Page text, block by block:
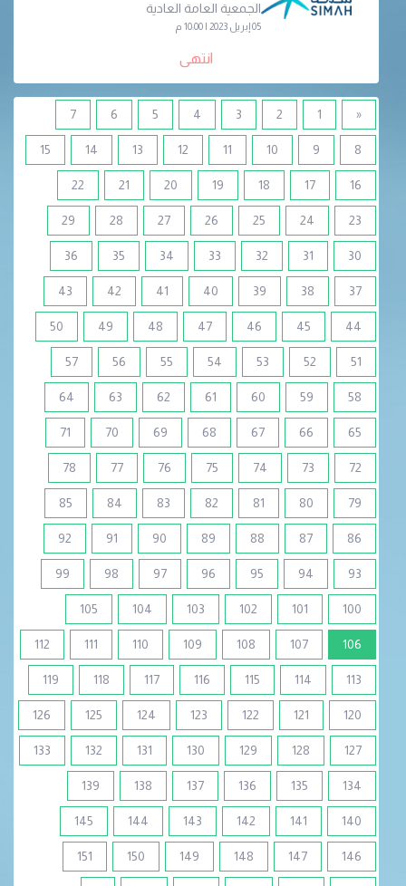
الجمعية العامة العادية
05 إبريل 2023 | 10:00 م
انتهى
«
1
2
3
4
5
6
7
8
9
10
11
12
13
14
15
16
17
18
19
20
21
22
23
24
25
26
27
28
29
30
31
32
33
34
35
36
37
38
39
40
41
42
43
44
45
46
47
48
49
50
51
52
53
54
55
56
57
58
59
60
61
62
63
64
65
66
67
68
69
70
71
72
73
74
75
76
77
78
79
80
81
82
83
84
85
86
87
88
89
90
91
92
93
94
95
96
97
98
99
100
101
102
103
104
105
106
(current)
107
108
109
110
111
112
113
114
115
116
117
118
119
120
121
122
123
124
125
126
127
128
129
130
131
132
133
134
135
136
137
138
139
140
141
142
143
144
145
146
147
148
149
150
151